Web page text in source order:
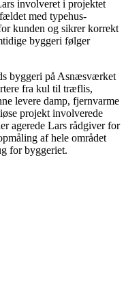
involveret i projektet
med typehus-
kunden og sikrer korrekt
byggeri følger
byggeri på Asnæsværket
fra kul til træflis,
levere damp, fjernvarme
projekt involverede
agerede Lars rådgiver for
af hele området
for byggeriet.